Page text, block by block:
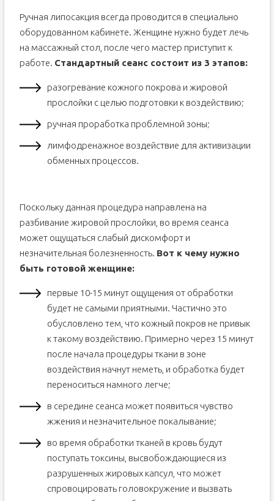
Ручная липосакция всегда проводится в специально
оборудованном кабинете. Женщине нужно будет лечь
на массажный стол, после чего мастер приступит к
работе. Стандартный сеанс состоит из 3 этапов:
разогревание кожного покрова и жировой
прослойки с целью подготовки к воздействию;
ручная проработка проблемной зоны;
лимфодренажное воздействие для активизации
обменных процессов.
Поскольку данная процедура направлена на
разбивание жировой прослойки, во время сеанса
может ощущаться слабый дискомфорт и
незначительная болезненность. Вот к чему нужно
быть готовой женщине:
первые 10-15 минут ощущения от обработки
будет не самыми приятными. Частично это
обусловлено тем, что кожный покров не привык
к такому воздействию. Примерно через 15 минут
после начала процедуры ткани в зоне
воздействия начнут неметь, и обработка будет
переноситься намного легче;
в середине сеанса может появиться чувство
жжения и незначительное покалывание;
во время обработки тканей в кровь будут
поступать токсины, высвобождающиеся из
разрушенных жировых капсул, что может
спровоцировать головокружение и вызвать